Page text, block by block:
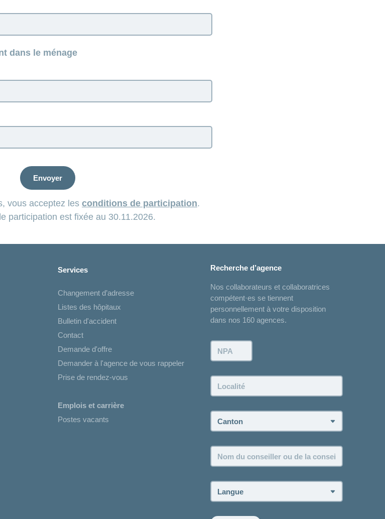
dans le ménage
Envoyer
vous acceptez les conditions de participation.
participation est fixée au 30.11.2026.
Services
Changement d’adresse
Listes des hôpitaux
Bulletin d'accident
Contact
Demande d'offre
Demander à l'agence de vous rappeler
Prise de rendez-vous
Emplois et carrière
Postes vacants
Recherche d’agence
Nos collaborateurs et collaboratrices
compétent·es se tiennent
personnellement à votre disposition
dans nos 160 agences.
NPA:
Localité:
Canton:
Nom
du
ou
de
la
Langue: